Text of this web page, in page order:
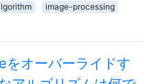
image-processing
オーバーライドす